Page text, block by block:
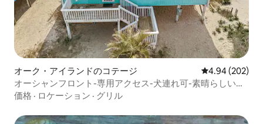
オーク・アイランドのコテージ レビュー202
4.94 (202)
オーシャンフロント-専用アクセス-犬連れ可-素晴らしいイ
ビス
価格 · ロケーション · グリル